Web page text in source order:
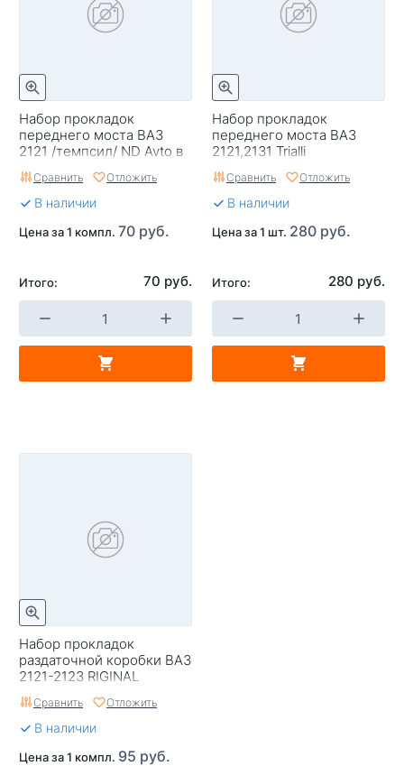
Набор прокладок
переднего моста ВАЗ
2121 /темпсил/ ND Avto в
уп
Сравнить Отложить
В наличии
Цена за 1 компл. 70 руб.
Итого: 70 руб.
Набор прокладок
переднего моста ВАЗ
2121,2131 Trialli
Сравнить Отложить
В наличии
Цена за 1 шт. 280 руб.
Итого: 280 руб.
Набор прокладок
раздаточной коробки ВАЗ
2121-2123 RIGINAL
Сравнить Отложить
В наличии
Цена за 1 компл. 95 руб.